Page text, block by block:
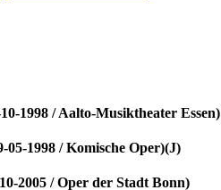
1998 / Aalto-Musiktheater Essen)
05-1998 / Komische Oper)(J)
2005 / Oper der Stadt Bonn)